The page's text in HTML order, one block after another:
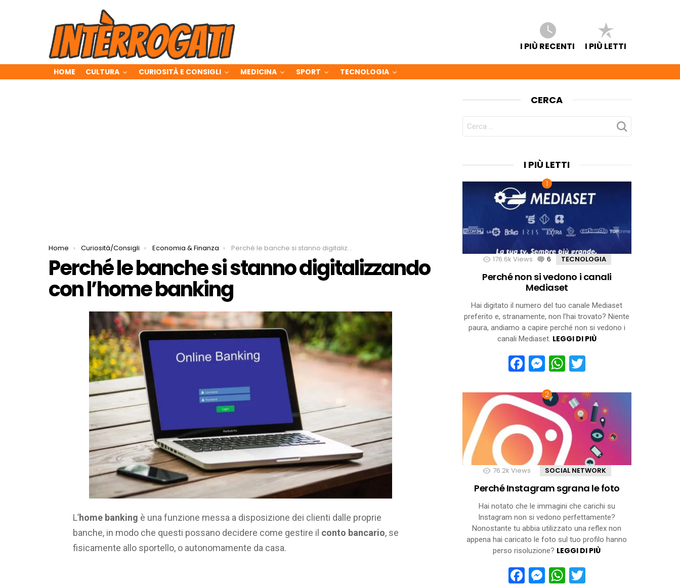
I PIÙ RECENTI I PIÙ LETTI
HOME CULTURA CURIOSITÀ E CONSIGLI MEDICINA SPORT TECNOLOGIA
You are here:
Home Curiosità/Consigli Economia & Finanza Perché le banche si stanno digitalizzando con l’home banking
Perché le banche si stanno digitalizzando
con l’home banking
L’home banking è una funzione messa a disposizione dei clienti dalle proprie
banche, in modo che questi possano decidere come gestire il conto bancario, se
fisicamente allo sportello, o autonomamente da casa.
CERCA
CERCA
PER:
I PIÙ LETTI
176.6k Views 6 Comments
TECNOLOGIA
Perché non si vedono i canali
Mediaset
Hai digitato il numero del tuo canale Mediaset
preferito e, stranamente, non l’hai trovato? Niente
paura, andiamo a capire perché non si vedono i
canali Mediaset. LEGGI DI PIÙ
Facebook
Messenger
WhatsApp
76.2k Views SOCIAL NETWORK
Perché Instagram sgrana le foto
Hai notato che le immagini che carichi su
Instagram non si vedono perfettamente?
Nonostante tu abbia utilizzato una reflex non
appena hai caricato le foto sul tuo profilo hanno
perso risoluzione? LEGGI DI PIÙ
Facebook
Messenger
WhatsApp
Twitter